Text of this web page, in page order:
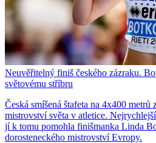
Neuvěřitelný finiš českého zázraku.
světovému stříbru
Česká smíšená štafeta na 4x400
mistrovství světa v atletice.
jí k tomu pomohla finišmanka Linda
dorosteneckého mistrovství Evropy.